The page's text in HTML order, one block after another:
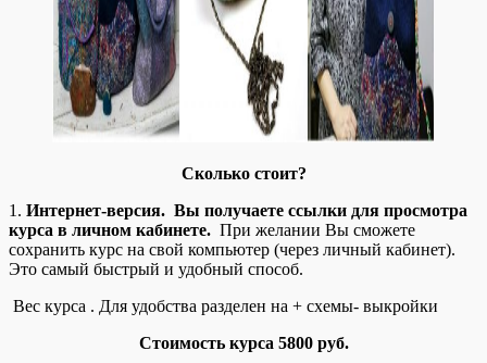
Сколько стоит?
1. Интернет-версия. Вы получаете ссылки для просмотра
курса в личном кабинете. При желании Вы сможете
сохранить курс на свой компьютер (через личный кабинет).
Это самый быстрый и удобный способ.
Вес курса . Для удобства разделен на + схемы- выкройки
Стоимость курса 5800 руб.